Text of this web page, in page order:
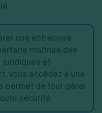
une entreprise
maîtrise des
juridiques et
vous accédez à une
permet de tout gérer
sécurité.